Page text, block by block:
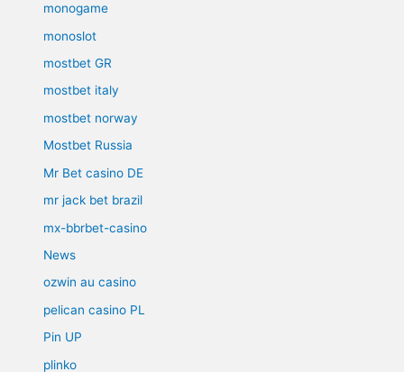
monogame
monoslot
mostbet GR
mostbet italy
mostbet norway
Mostbet Russia
Mr Bet casino DE
mr jack bet brazil
mx-bbrbet-casino
News
ozwin au casino
pelican casino PL
Pin UP
plinko